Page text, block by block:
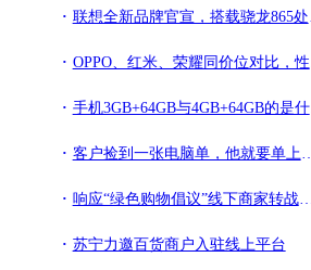
联想全新品牌官宣，搭载骁龙865处理器，带给你端游体验
OPPO、红米、荣耀同价位对比，性价比手机这样选准没错
手机3GB+64GB与4GB+64GB的是什么意思？使用当中差别在哪里？
客户捡到一张电脑单，他就要单上的配置，我：配置可以价格不行
响应“绿色购物倡议”线下商家转战线上，开直播卖手机推家电
苏宁力邀百货商户入驻线上平台